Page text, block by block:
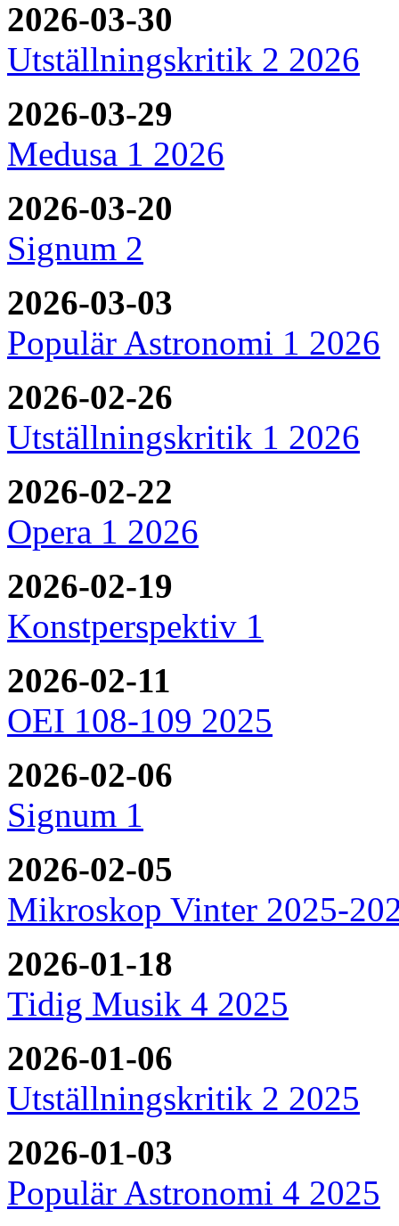
2026-03-30
Utställningskritik 2 2026
2026-03-29
Medusa 1 2026
2026-03-20
Signum 2
2026-03-03
Populär Astronomi 1 2026
2026-02-26
Utställningskritik 1 2026
2026-02-22
Opera 1 2026
2026-02-19
Konstperspektiv 1
2026-02-11
OEI 108-109 2025
2026-02-06
Signum 1
2026-02-05
Mikroskop Vinter 2025-
2026-01-18
Tidig Musik 4 2025
2026-01-06
Utställningskritik 2 2025
2026-01-03
Populär Astronomi 4 2025